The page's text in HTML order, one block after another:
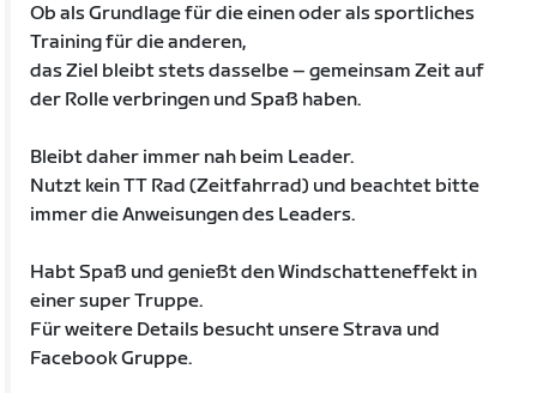
Ob als Grundlage für die einen oder als sportliches
Training für die anderen,
das Ziel bleibt stets dasselbe – gemeinsam Zeit auf
der Rolle verbringen und Spaß haben.
Bleibt daher immer nah beim Leader.
Nutzt kein TT Rad (Zeitfahrrad) und beachtet bitte
immer die Anweisungen des Leaders.
Habt Spaß und genießt den Windschatteneffekt in
einer super Truppe.
Für weitere Details besucht unsere Strava und
Facebook Gruppe.